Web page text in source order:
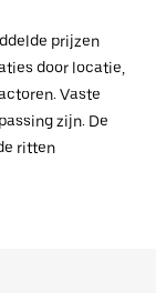
prijzen
door locatie,
Vaste
zijn. De
ritten